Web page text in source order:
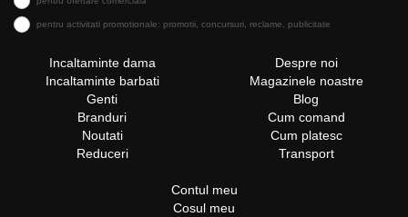
pentru activitati promotionale: promotii, concursuri, reclame, publicitate
Incaltaminte dama
Incaltaminte barbati
Genti
Branduri
Noutati
Reduceri
Despre noi
Magazinele noastre
Blog
Cum comand
Cum platesc
Transport
Contul meu
Cosul meu